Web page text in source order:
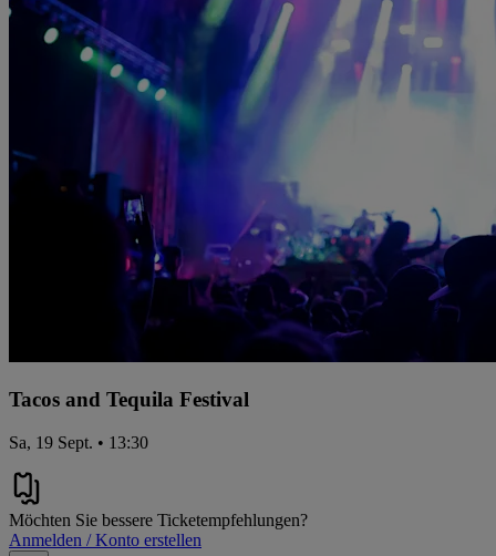
Tacos and Tequila Festival
Sa, 19 Sept. • 13:30
Möchten Sie bessere Ticketempfehlungen?
Anmelden / Konto erstellen